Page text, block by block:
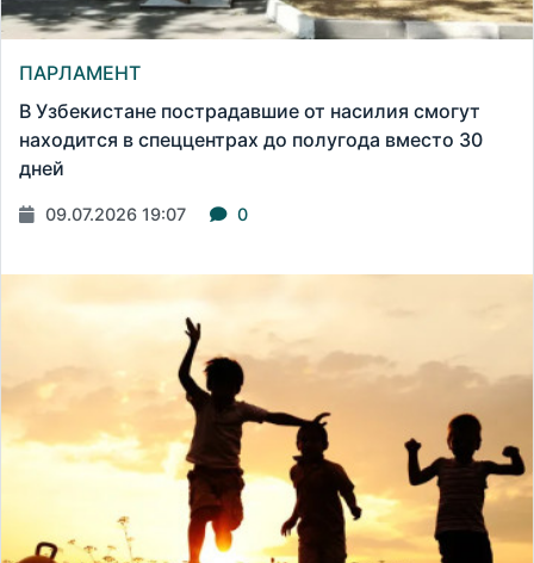
ПАРЛАМЕНТ
В Узбекистане пострадавшие от насилия смогут
находится в спеццентрах до полугода вместо 30
дней
09.07.2026 19:07 0